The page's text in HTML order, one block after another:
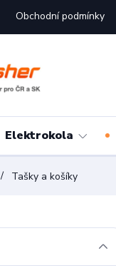
Obchodní podmínky
Elektrokola
Tašky a košíky